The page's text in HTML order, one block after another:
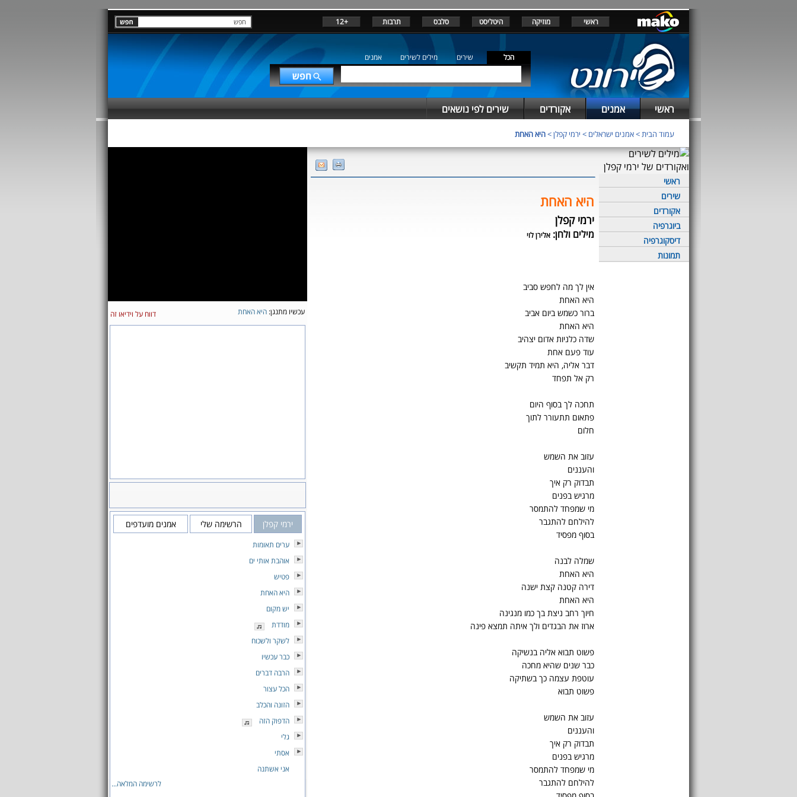
ראשי מוזיקה היטליסט סלבס תרבות +12
הכל שירים מילים לשירים אמנים
ראשי אמנים אקורדים שירים לפי נושאים
עמוד הבית>אמנים ישראלים > ירמי קפלן>היא האחת
ראשי
שירים
אקורדים
ביוגרפיה
דיסקוגרפיה
תמונות
היא האחת
ירמי קפלן
מילים ולחן: אלירן לוי
אין לך מה לחפש סביב
היא האחת
ברור כשמש ביום אביב
היא האחת
שדה כלניות אדום יצהיב
עוד פעם אחת
דבר אליה, היא תמיד תקשיב
רק אל תפחד
תחכה לך בסוף היום
פתאום תתעורר לתוך
חלום
עזוב את השמש
והעננים
תבדוק רק איך
מרגיש בפנים
מי שמפחד להתמסר
להילחם להתגבר
בסוף מפסיד
שמלה לבנה
היא האחת
דירה קטנה קצת ישנה
היא האחת
חיוך רחב ניצת בך כמו מנגינה
ארוז את הבגדים ולך איתה תמצא פינה
פשוט תבוא אליה בנשיקה
כבר שנים שהיא מחכה
עוטפת עצמה כך בשתיקה
פשוט תבוא
עזוב את השמש
והעננים
תבדוק רק איך
מרגיש בפנים
מי שמפחד להתמסר
להילחם להתגבר
עכשיו מתנגן: היא האחת דווח על וידיאו זה
ירמי קפלן הרשימה שלי אמנים מועדפים
ערים תאומות
אוהבת אותי ים
פטיש
היא האחת
יש מקום
מודדת
לשקר ולשכוח
כבר עכשיו
הרבה דברים
הכל עצור
הזונה והכלב
הדפוק הזה
גלי
אסתי
אני אשתנה
לרשימה המלאה...